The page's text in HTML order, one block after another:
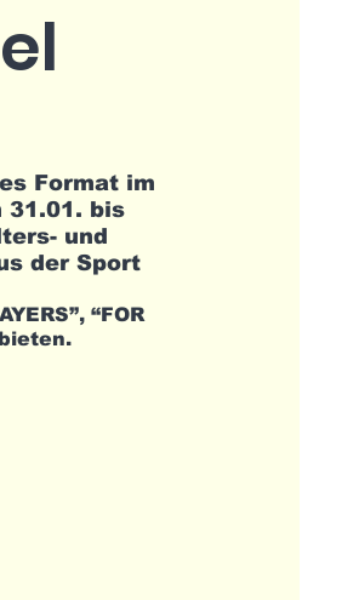
Format im
31.01. bis
und
der Sport
“FOR